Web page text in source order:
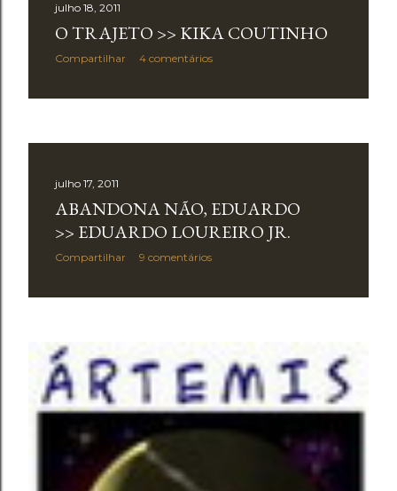
julho 18, 2011
O TRAJETO >> KIKA COUTINHO
Compartilhar 4 comentários
julho 17, 2011
ABANDONA NÃO, EDUARDO
>> EDUARDO LOUREIRO JR.
Compartilhar 9 comentários